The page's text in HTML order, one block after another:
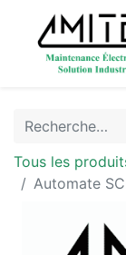
Tous les
Automate